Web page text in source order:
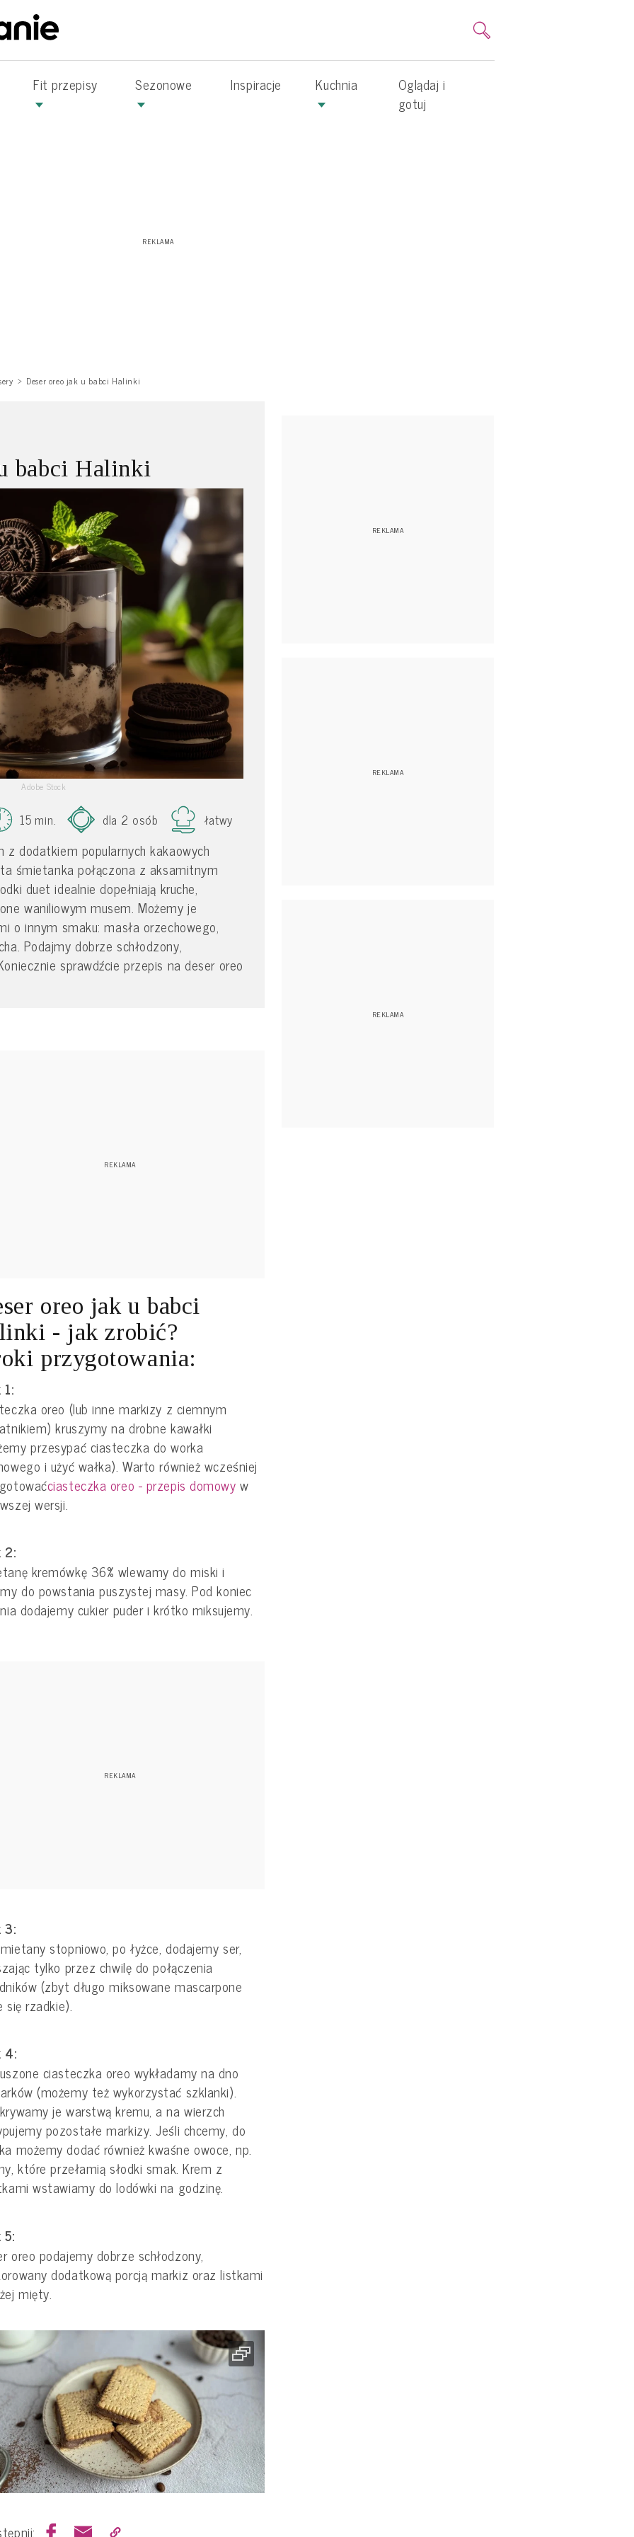
Fit przepisy Sezonowe Inspiracje Kuchnia
Oglądaj i
gotuj
Deser oreo jak u babci Halinki
babci Halinki
Adobe Stock
15 min. dla 2 osób łatwy
dodatkiem popularnych kakaowych
śmietanka połączona z aksamitnym
duet idealnie dopełniają kruche,
waniliowym musem. Możemy je
o innym smaku: masła orzechowego,
Podajmy dobrze schłodzony,
sprawdźcie przepis na deser oreo
oreo jak u babci
- jak zrobić?
przygotowania:
oreo (lub inne markizy z ciemnym
kruszymy na drobne kawałki
przesypać ciasteczka do worka
i użyć wałka). Warto również wcześniej
ciasteczka oreo - przepis domowy w
wersji.
2:
kremówkę 36% wlewamy do miski i
do powstania puszystej masy. Pod koniec
dodajemy cukier puder i krótko miksujemy.
3:
stopniowo, po łyżce, dodajemy ser,
tylko przez chwilę do połączenia
(zbyt długo miksowane mascarpone
się rzadkie).
4:
ciasteczka oreo wykładamy na dno
(możemy też wykorzystać szklanki).
je warstwą kremu, a na wierzch
pozostałe markizy. Jeśli chcemy, do
możemy dodać również kwaśne owoce, np.
które przełamią słodki smak. Krem z
wstawiamy do lodówki na godzinę.
5:
oreo podajemy dobrze schłodzony,
dodatkową porcją markiz oraz listkami
mięty.